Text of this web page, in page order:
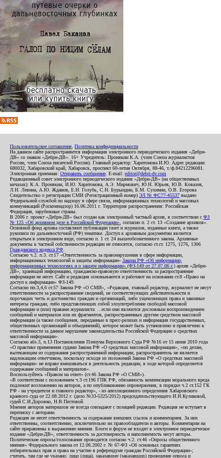
Пользовательское соглашение Политика конфиденциальности
На данном сайте распространяется информация электронного периодического издания «Дебри-
ДВ» со знаком «Дебри-ДВ». 16+ Учредитель: Пронякин К.А. (член Союза журналистов
России, член Союза писателей России). Главный редактор: Харитонова И.Ю. Адрес редакции:
680032, Хабаровский край, Хабаровск, проспект 60-летия Октября, 88-46, т./ф.84212296081.
Электронная приемная: Отправить сообщение . E-mail: editor@debri-dv.com
Редакционный совет электронного периодического издания «Дебри-ДВ» (на общественных
началах): К.А. Пронякин, И.Ю. Харитонова, А.Э. Мирмович, Ю.Н. Юрьев, Ю.В. Ковалев,
Л.Н. Левина, А.Ю. Жданов, Е.Н. Голубь, С.Н. Бурындин, Б.М. Сухинин, О.В. Егорова
Свидетельство о регистрации СМИ (Регистрационный номер) ЭЛ № ФС77-45537 выдано
Федеральной службой по надзору в сфере связи, информационных технологий и массовых
коммуникаций (Роскомнадзор) 16.06.2011 г. Территория распространения: Российская
Федерация, зарубежные страны.
В 2006 г. проект «Дебри-ДВ» был создан как электронный частный архив, в соответствии с ФЗ
№ 125 «Об архивном деле в Российской Федерации» , согласно п. 2 ст. 13 «Создание архивов».
Основной фонд архива составляют публикации газет и журналов, изданные книги, а также
рукописи по дальневосточной (РФ) тематике. Доступ к архивным документам является
открытым в электронном виде, согласно п. 1 ст. 24 вышеобозначенного закона. Архивные
документы к частной собственности редакции не относятся, согласно ст.ст. 1275, 1276, 1306
Гражданского кодекса РФ
Согласно ч.2. п.3. ст.17 «Ответственность за правонарушения в сфере информации,
информационных технологий и защиты информации» Закона РФ «Об информации,
информационных технологиях и о защите информации» (ФЗ-149 от 27.07.06 г.) архив «Дебри-
ДВ», хранящий информацию, гражданско-правовую ответственность за распространение
информации не несет. Сайт и редакция основываются и работают на основании ст.8 «Право на
доступ к информации» ФЗ-149.
Согласно пп.3,4,6 ст.57 Закона РФ «О СМИ», «Редакция, главный редактор, журналист не несут
ответственности за распространение сведений, не соответствующих действительности и
порочащих честь и достоинство граждан и организаций, либо ущемляющих права и законные
интересы граждан, либо представляющих собой злоупотребление свободой массовой
информации и (или) правами журналиста: ...если они являются дословным воспроизведением
сообщений и материалов или их фрагментов, распространенных другим средством массовой
информации (а также сообщения, переданные в пресс-релизах и информация государственных,
общественных организаций и объединений), которое может быть установлено и привлечено к
ответственности за данное нарушение законодательства Российской Федерации о средствах
массовой информации».
Согласно абз.3, п.13 Постановления Пленума Верховного Суда РФ №16 от 15 июня 2010 года
«О практике применения судами Закона РФ «О средствах массовой информации», «по делам,
вытекающим из содержания распространенной информации, распространитель не является
надлежащим ответчиком, поскольку исходя из положений Закона РФ «О средствах массовой
информации» не вправе вмешиваться в деятельность редакции, в ходе которой определяется
содержание сообщений и материалов».
Воспользуйтесь «Правом на ответ» (ст.46 Закона РФ «О СМИ»).
«В соответствии с положением ч.3 ст.196 ГПК РФ, обязанность компенсации морального вреда
подлежит возложению на авторов, а по опубликованию опровержения, в порядке ч.2 ст.152 ГК
РФ - на учредителя и главного редактор», - из апелляционного определения Хабаровского
краевого суда от 22.08.2012 г. (дело №33-5325/2012) председательствующего И.И.Куликовой,
судей С.И.Дорожко, Н.В.Пестовой.
Мнения авторов материалов не всегда совпадают с позицией редакции. Редакция не вступает в
переписку с авторами.
Редакция не несет ответственность за содержание внешних ссылок и комментариев. За них
ответственны, соответственно, исключительно их правообладатели и авторы. Комментарии на
сайте приравнены к выражению мнения. Блоги и форум не входят в электронное периодическое
издание «Дебри-ДВ», ответственность за достоверность и наполняемость несут авторы.
Политические опросы/голосования проводятся согласно ч.2. ст.46 «Опросы общественного
мнения» Федерального закона от 12.06.2002 г. № 67-ФЗ «Об основных гарантиях
избирательных прав и права на участие в референдуме граждан Российской Федерации»;
считать, там где не указано: лицо (лица), заказавшее (заказавших) проведение опроса и